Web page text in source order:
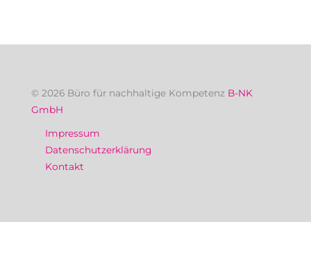
© 2026 Büro für nachhaltige Kompetenz B-NK
GmbH
Impressum
Datenschutzerklärung
Kontakt